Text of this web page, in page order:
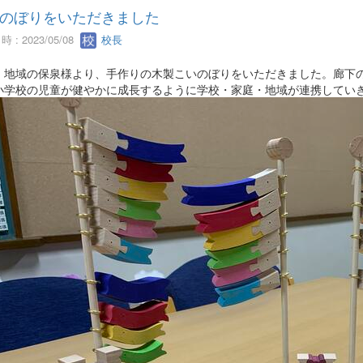
ぼりをいただきました
: 2023/05/08 校長
地域の保泉様より、手作りの木製こいのぼりをいただきました。廊
学校の児童が健やかに成長するように学校・家庭・地域が連携してい